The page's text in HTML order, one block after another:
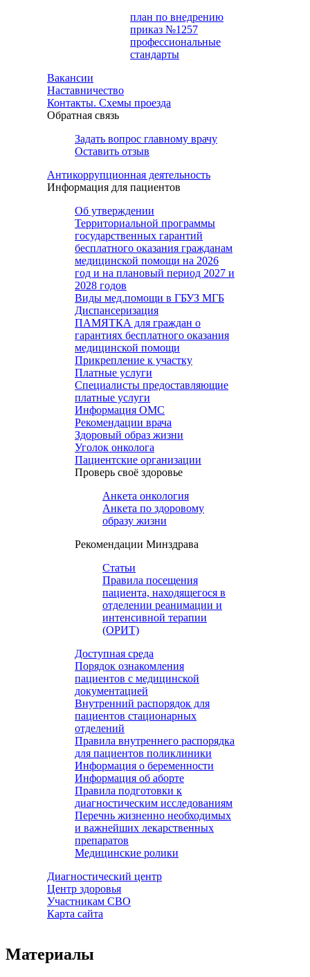
план по внедрению
приказ №1257
профессиональные
стандарты
Вакансии
Наставничество
Контакты. Схемы проезда
Обратная связь
Задать вопрос главному врачу
Оставить отзыв
Антикоррупционная деятельность
Информация для пациентов
Об утверждении
Территориальной программы
государственных гарантий
бесплатного оказания гражданам
медицинской помощи на 2026
год и на плановый период 2027 и
2028 годов
Виды мед.помощи в ГБУЗ МГБ
Диспансеризация
ПАМЯТКА для граждан о
гарантиях бесплатного оказания
медицинской помощи
Прикрепление к участку
Платные услуги
Специалисты предоставляющие
платные услуги
Информация ОМС
Рекомендации врача
Здоровый образ жизни
Уголок онколога
Пациентские организации
Проверь своё здоровье
Анкета онкология
Анкета по здоровому
образу жизни
Рекомендации Минздрава
Статьи
Правила посещения
пациента, находящегося в
отделении реанимации и
интенсивной терапии
(ОРИТ)
Доступная среда
Порядок ознакомления
пациентов с медицинской
документацией
Внутренний распорядок для
пациентов стационарных
отделений
Правила внутреннего распорядка
для пациентов поликлиники
Информация о беременности
Информация об аборте
Правила подготовки к
диагностическим исследованиям
Перечнь жизненно необходимых
и важнейших лекарственных
препаратов
Медицинские ролики
Диагностический центр
Центр здоровья
Участникам СВО
Карта сайта
Материалы